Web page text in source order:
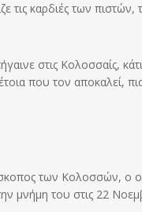
καρδιές των
στις Κολοσσαίς,
που τον αποκαλεί,
των Κολοσσών, ο
μνήμη του στις 22